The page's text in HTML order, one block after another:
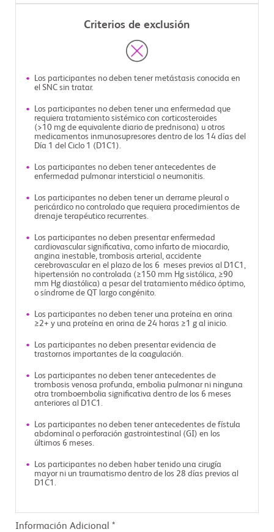
Criterios de exclusión
Los participantes no deben tener metástasis conocida en
el SNC sin tratar.
Los participantes no deben tener una enfermedad que
requiera tratamiento sistémico con corticosteroides
(>10 mg de equivalente diario de prednisona) u otros
medicamentos inmunosupresores dentro de los 14 días del
Día 1 del Ciclo 1 (D1C1).
Los participantes no deben tener antecedentes de
enfermedad pulmonar intersticial o neumonitis.
Los participantes no deben tener un derrame pleural o
pericárdico no controlado que requiera procedimientos de
drenaje terapéutico recurrentes.
Los participantes no deben presentar enfermedad
cardiovascular significativa, como infarto de miocardio,
angina inestable, trombosis arterial, accidente
cerebrovascular en el plazo de los 6 meses previos al D1C1,
hipertensión no controlada (≥150 mm Hg sistólica, ≥90
mm Hg diastólica) a pesar del tratamiento médico óptimo,
o síndrome de QT largo congénito.
Los participantes no deben tener una proteína en orina
≥2+ y una proteína en orina de 24 horas ≥1 g al inicio.
Los participantes no deben presentar evidencia de
trastornos importantes de la coagulación.
Los participantes no deben tener antecedentes de
trombosis venosa profunda, embolia pulmonar ni ninguna
otra tromboembolia significativa dentro de los 6 meses
anteriores al D1C1.
Los participantes no deben tener antecedentes de fístula
abdominal o perforación gastrointestinal (GI) en los
últimos 6 meses.
Los participantes no deben haber tenido una cirugía
mayor ni un traumatismo dentro de los 28 días previos al
D1C1.
Información Adicional *